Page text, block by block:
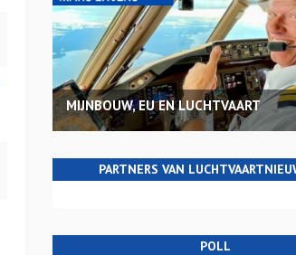
MIJNBOUW, EU EN LUCHTVAART
PARTNERS VAN
POLL